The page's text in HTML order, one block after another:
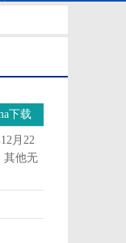
下载
月22
其他无